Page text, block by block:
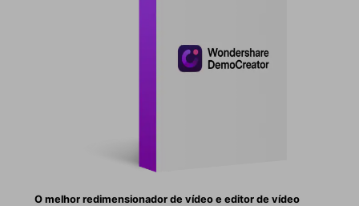
O melhor redimensionador de vídeo e editor de vídeo